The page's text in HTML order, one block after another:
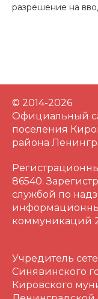
разрешение на
© 2014-2026
Официальный
поселения
района
86540.
службой по
коммуникаций
Учредитель
Синявинского
Кировского